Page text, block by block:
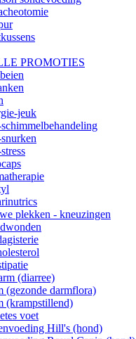
PROMOTIES
jeuk
plekken - kneuzingen
(diarree)
(gezonde darmflora)
(krampstillend)
voet
Hill's (hond)